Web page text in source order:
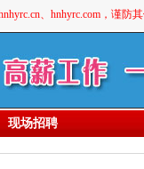
、hnhyrc.com，谨防
现场招聘